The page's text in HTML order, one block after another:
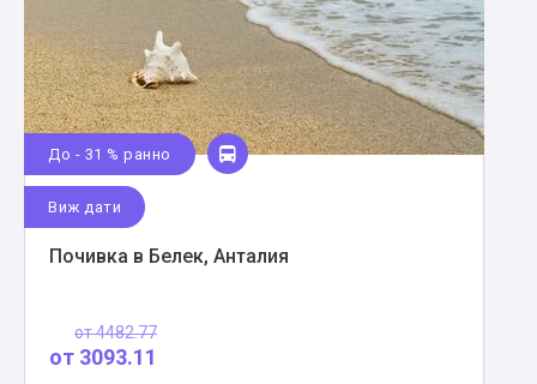
До - 31 % ранно
Виж дати
Почивка в Белек, Анталия
от4482.77
от 3093.11